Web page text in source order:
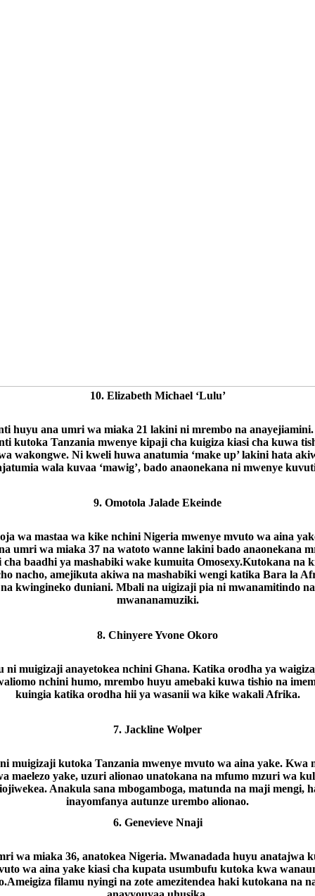
10. Elizabeth Michael ‘Lulu’
huyu ana umri wa miaka 21 lakini ni mrembo na
kutoka Tanzania mwenye kipaji cha kuigiza kiasi cha kuwa
wakongwe. Ni kweli huwa anatumia ‘make up’ lakini hata
wala kuvaa ‘mawig’, bado anaonekana ni mwenye
9. Omotola Jalade Ekeinde
wa mastaa wa kike nchini Nigeria mwenye mvuto wa aina
umri wa miaka 37 na watoto wanne lakini bado anaonekana
cha baadhi ya mashabiki wake kumuita Omosexy.Kutokana na
nacho, amejikuta akiwa na mashabiki wengi katika Bara la
na kwingineko duniani. Mbali na uigizaji pia ni mwanamitindo na
mwananamuziki.
8. Chinyere Yvone Okoro
ni muigizaji anayetokea nchini Ghana. Katika orodha ya
nchini humo, mrembo huyu amebaki kuwa tishio na
kuingia katika orodha hii ya wasanii wa kike wakali Afrika.
7. Jackline Wolper
muigizaji kutoka Tanzania mwenye mvuto wa aina yake. Kwa
maelezo yake, uzuri alionao unatokana na mfumo mzuri wa
Anakula sana mbogamboga, matunda na maji mengi,
inayomfanya autunze urembo alionao.
6. Genevieve Nnaji
wa miaka 36, anatokea Nigeria. Mwanadada huyu anatajwa
wa aina yake kiasi cha kupata usumbufu kutoka kwa
filamu nyingi na zote amezitendea haki kutokana na